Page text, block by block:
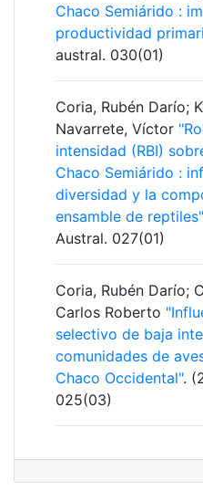
Chaco Semiárido :
productividad
austral. 030(01)
Coria, Rubén Darío;
Navarrete, Víctor
intensidad (RBI)
Chaco Semiárido :
diversidad y la
ensamble de reptiles"
Austral. 027(01)
Coria, Rubén Darío;
Carlos Roberto
selectivo de baja
comunidades de
Chaco Occidental".
025(03)